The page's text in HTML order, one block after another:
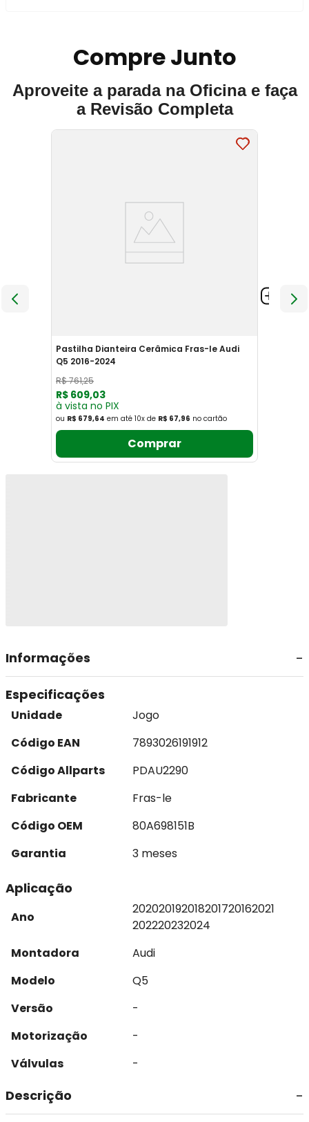
Compre Junto
Aproveite a parada na Oficina e faça
a Revisão Completa
Pastilha Dianteira Cerâmica Fras-le Audi
Q5 2016-2024
R$761,25
R$ 609,03
à vista no PIX
ou R$ 679,64 em até 10x de R$ 67,96 no cartão
Comprar
Informações
Especificações
Unidade
Jogo
Código EAN
7893026191912
Código Allparts
PDAU2290
Fabricante
Fras-le
Código OEM
80A698151B
Garantia
3 meses
Aplicação
Ano
202020192018201720162021
202220232024
Montadora
Audi
Modelo
Q5
Versão
-
Motorização
-
Válvulas
-
Descrição